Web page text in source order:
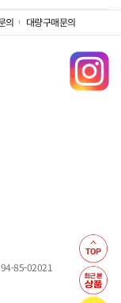
의 대량구매문의
85-02021